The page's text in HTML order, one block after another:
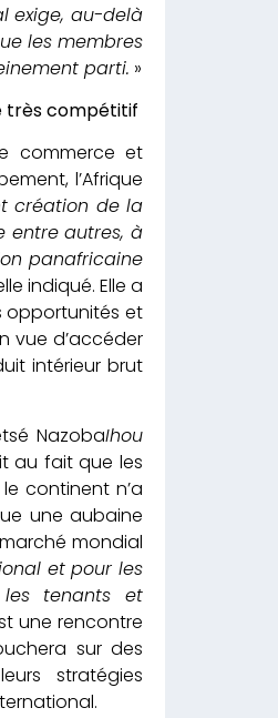
exige, au-delà
les membres
parti. »
très compétitif
commerce et
l’Afrique
création de la
entre autres, à
panafricaine
indiqué. Elle a
opportunités et
vue d’accéder
intérieur brut
NazobaIhou
au fait que les
continent n’a
une aubaine
mondial
et pour les
les tenants et
une rencontre
sur des
stratégies